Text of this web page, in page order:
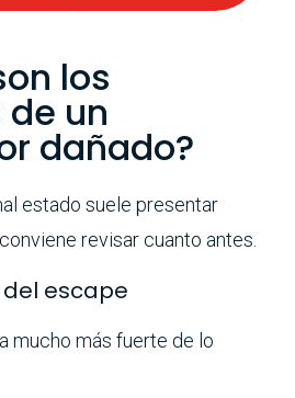
los
un
dañado?
estado suele presentar
revisar cuanto antes.
del escape
mucho más fuerte de lo